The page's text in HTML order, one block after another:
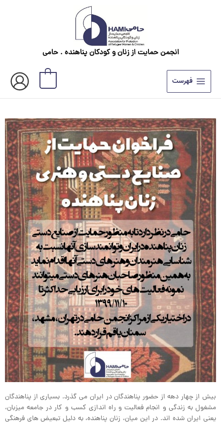
انجمن حمایت از زنان و کودکان پناهنده . حامی
فهرست
بیش از چهار دهه از حضور پناهندگان در ایران می گذرد. بسیاری از پناهندگان
مشغول به زندگی و انجام فعالیت و راه اندازی کسب و کار در جامعه میزبان،
یعنی ایران شده اند. در این میان، زنان پناهنده، به دلیل تبعیض های فرهنگی